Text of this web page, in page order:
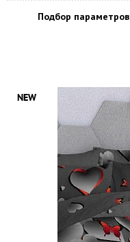
Подбор параметров